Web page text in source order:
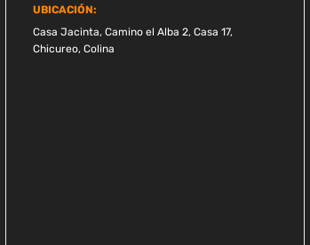
UBICACIÓN:
Casa Jacinta, Camino el Alba 2, Casa 17,
Chicureo, Colina